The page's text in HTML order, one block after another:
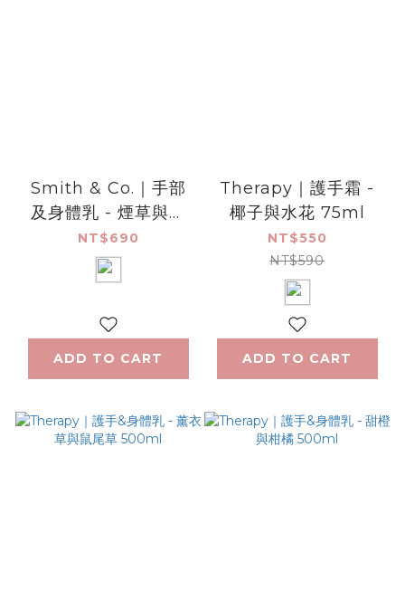
Smith & Co.｜手部
及身體乳 - 煙草與雪
松木 400ml
NT$690
ADD TO CART
Therapy｜護手霜 -
椰子與水花 75ml
NT$550
NT$590
ADD TO CART